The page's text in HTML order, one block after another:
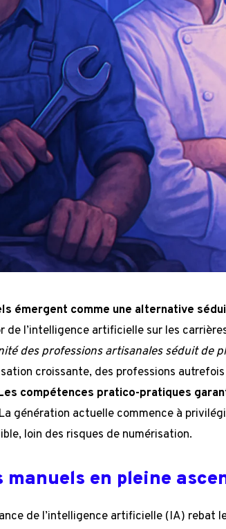
émergent comme une alternative
de l’intelligence artificielle sur les
des professions artisanales séduit de
croissante, des professions
compétences pratico-pratiques
La génération actuelle commence à
loin des risques de numérisation.
manuels en pleine
de l’intelligence artificielle (IA) rebat